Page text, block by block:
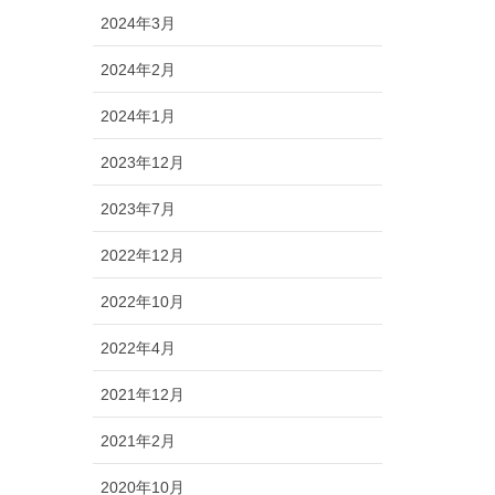
2024年3月
2024年2月
2024年1月
2023年12月
2023年7月
2022年12月
2022年10月
2022年4月
2021年12月
2021年2月
2020年10月